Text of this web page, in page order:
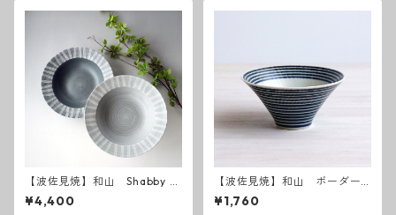
【波佐見焼】和山 Shabby c
hic style ボウルL ( ダークグ
レー ／ ライトグレー ）
¥4,400
【波佐見焼】和山 ボーダー
柄「藍駒」反り碗中
¥1,760